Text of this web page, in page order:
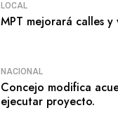
LOCAL
MPT mejorará calles y
NACIONAL
Concejo modifica
ejecutar proyecto.